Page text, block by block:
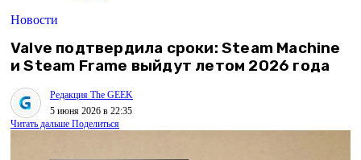
Новости
Valve подтвердила сроки: Steam Machine
и Steam Frame выйдут летом 2026 года
Редакция The GEEK
5 июня 2026 в 22:35
Читать дальше Поделиться